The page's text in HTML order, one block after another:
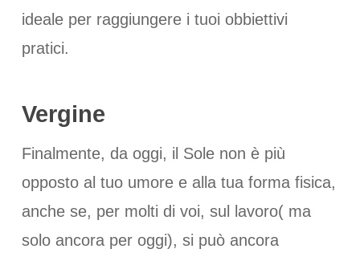
ideale per raggiungere i tuoi obbiettivi
pratici.
Vergine
Finalmente, da oggi, il Sole non è più
opposto al tuo umore e alla tua forma fisica,
anche se, per molti di voi, sul lavoro( ma
solo ancora per oggi), si può ancora